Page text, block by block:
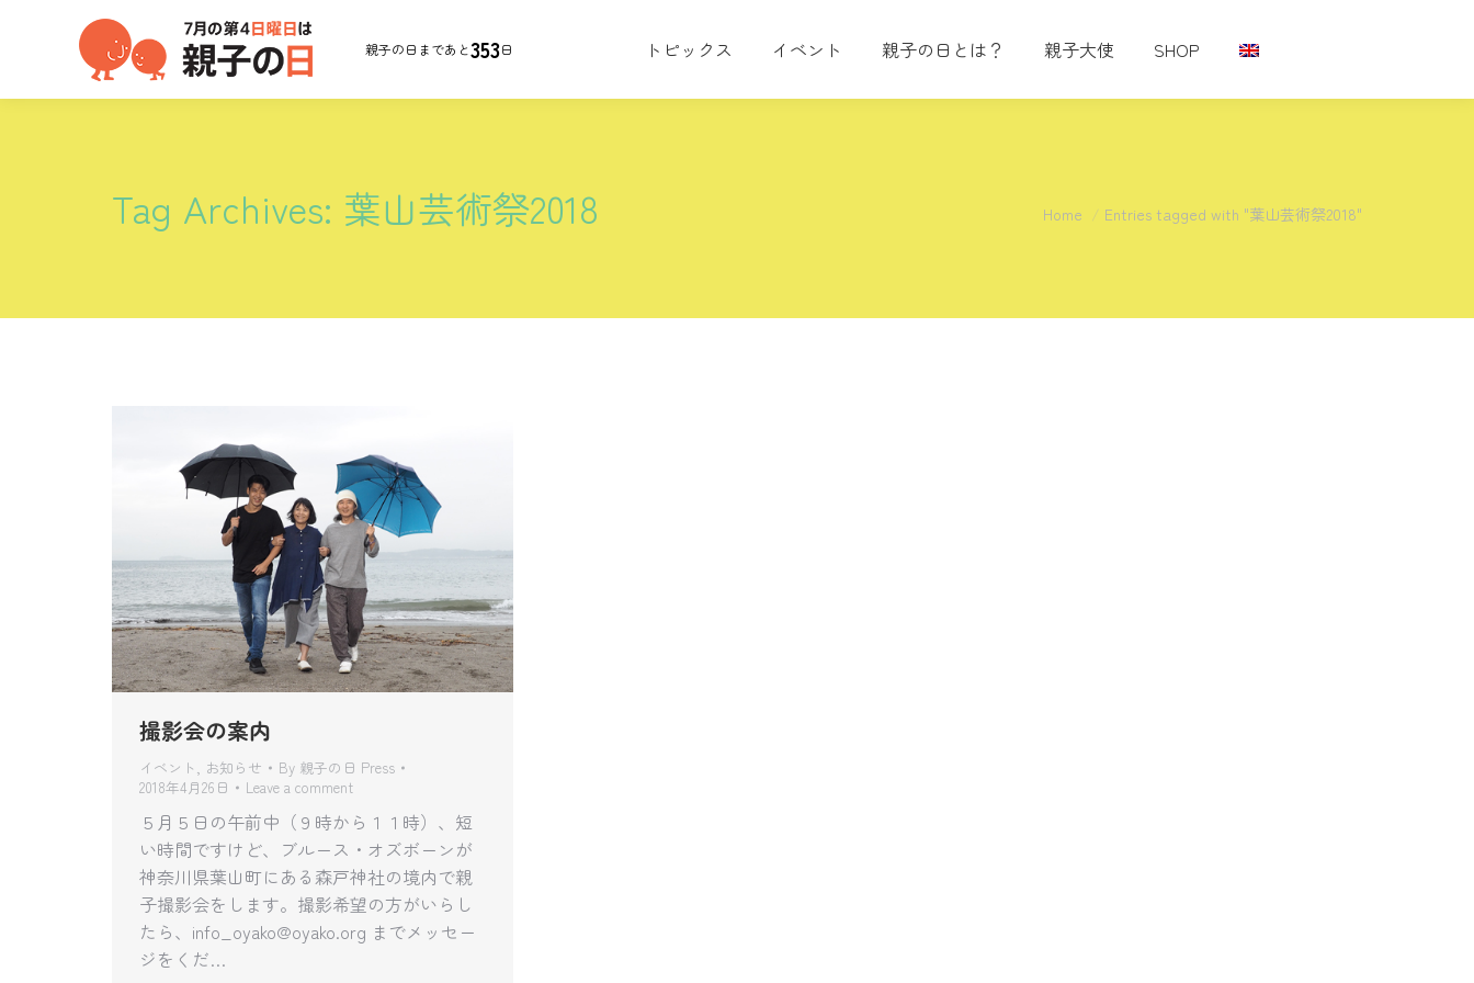
親子の日まであと353日 トピックス イベント 親子の日とは？ 親子大使 SHOP
Tag Archives: 葉山芸術祭2018 You are here:
Home Entries tagged with "葉山芸術祭2018"
撮影会の案内
イベント , お知らせ By 親子の日 Press
2018年4月26日
Leave a comment
５月５日の午前中（９時から１１時）、短
い時間ですけど、ブルース・オズボーンが
神奈川県葉山町にある森戸神社の境内で親
子撮影会をします。撮影希望の方がいらし
たら、info_oyako@oyako.org までメッセー
ジをくだ…